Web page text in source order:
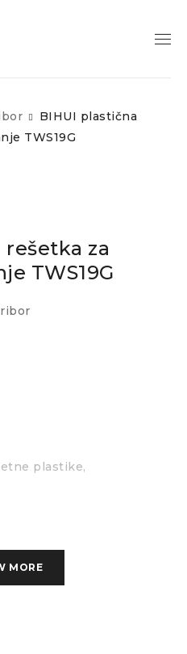
BIHUI plastična
TWS19G
za
TWS19G
plastike,
MORE